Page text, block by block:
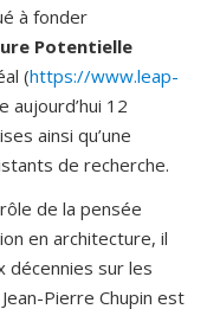
à fonder
Potentielle
(https://www.leap-
aujourd’hui 12
ainsi qu’une
de recherche.
de la pensée
en architecture, il
décennies sur les
Pierre Chupin est